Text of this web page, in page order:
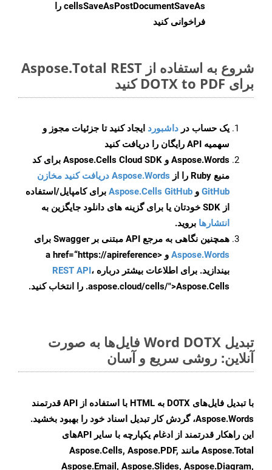
cellsSaveAsPostDocumentSaveAs را
فراخوانی کنید
شروع به استفاده از Aspose.Total REST
برای DOTX to PDF کنید
یک حساب در داشبورد ایجاد کنید تا جزئیات مجوز و
سهمیه API رایگان را دریافت کنید
Aspose.Words و Aspose.Cells Cloud SDK برای کد
منبع Ruby را از
Aspose.Words دریافت کنید مخازن
GitHub و Aspose.Cells GitHub برای کامپایل/استفاده
از SDK خودتان یا برای گزینه های دانلود جایگزین به
انتشارها بروید.
همچنین نگاهی به مرجع API مبتنی بر Swagger برای
Aspose.Words
و <a href=“https://apireference
بیندازید. برای اطلاعات بیشتر درباره REST API،
.aspose.cloud/cells/">Aspose.Cells را انتخاب کنید.
تبدیل Word DOTX فایل‌ها به صورت
آنلاین: روشی سریع و آسان
با تبدیل فایل‌های DOTX به HTML با استفاده از API قدرتمند
Aspose.Words، گردش کار تبدیل اسناد خود را بهبود بخشید.
این راهکار قدرتمند از ادغام یکپارچه با سایر APIهای
Aspose.Total مانند Aspose.Cells, Aspose.PDF,
Aspose.Email, Aspose.Slides, Aspose.Diagram,